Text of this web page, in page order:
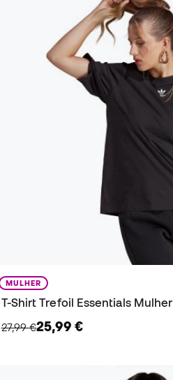
MULHER
T-Shirt Trefoil Essentials Mulher
27,99 €25,99 €